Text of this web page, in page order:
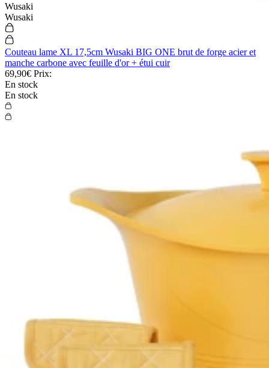
Wusaki
Wusaki
Couteau lame XL 17,5cm Wusaki BIG ONE brut de forge acier et
manche carbone avec feuille d'or + étui cuir
69,90€ Prix:
En stock
En stock